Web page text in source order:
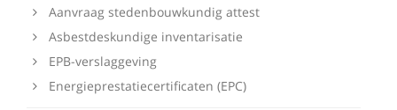
Aanvraag stedenbouwkundig attest
Asbestdeskundige inventarisatie
EPB-verslaggeving
Energieprestatiecertificaten (EPC)